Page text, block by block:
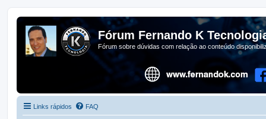
Fórum Fernando K
Fórum sobre dúvidas com relação ao conteúdo
Links rápidos FAQ